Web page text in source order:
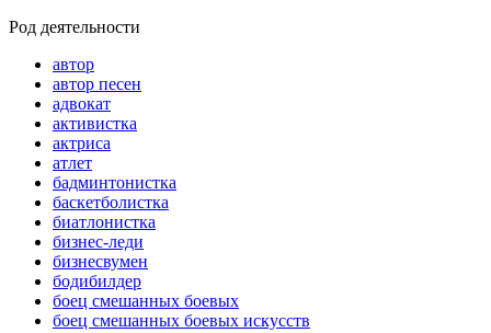
Род деятельности
автор
автор песен
адвокат
активистка
актриса
атлет
бадминтонистка
баскетболистка
биатлонистка
бизнес-леди
бизнесвумен
бодибилдер
боец смешанных боевых
боец смешанных боевых искусств